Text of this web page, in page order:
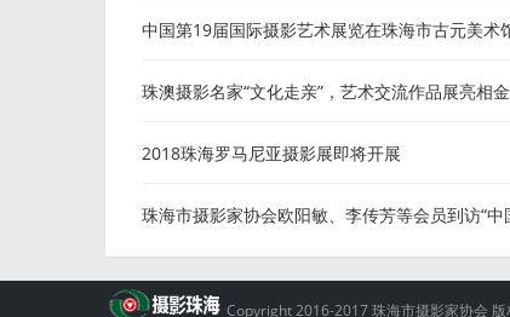
中国第19届国际摄影艺术展览在珠海市古元美术
启幕
珠澳摄影名家“文化走亲”，艺术交流作品展亮相
化馆
2018珠海罗马尼亚摄影展即将开展
珠海市摄影家协会欧阳敏、李传芳等会员到访“中
乡”采风
Copyright 2016-2017 珠海市摄影家协会 版